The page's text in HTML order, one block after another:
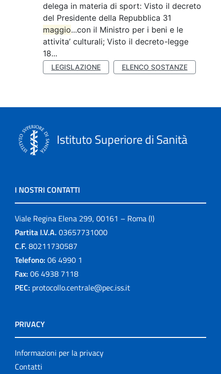
delega in materia di sport: Visto il decreto
del Presidente della Repubblica 31
maggio...con il Ministro per i beni e le
attivita’ culturali; Visto il decreto-legge
18...
LEGISLAZIONE ELENCO SOSTANZE
Istituto Superiore di Sanità
I NOSTRI CONTATTI
Viale Regina Elena 299, 00161 – Roma (I)
Partita I.V.A. 03657731000
C.F. 80211730587
Telefono: 06 4990 1
Fax: 06 4938 7118
PEC: protocollo.centrale@pec.iss.it
PRIVACY
Informazioni per la privacy
Contatti